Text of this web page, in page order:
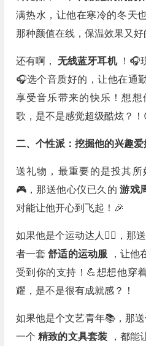
满热水，让他在寒冷的冬天
那种颜值在线，保温效果又好
还有啊，无线蓝牙耳机 ！🎧
🎧选个音质好的，让他在通
享受音乐带来的快乐！想
歌，是不是感觉超级酷炫？！
二、个性派：挖掘他的兴趣爱
送礼物，最重要的是投其
🎮，那送他心仪已久的游戏
对能让他开心到飞起！🎉
如果他是个运动达人🏃‍♂️，那
者一套舒适的运动服
，让他
受到你的支持！💪想想他穿
耀，是不是很有成就感？！
如果他是个文艺青年📚，那
一个精致的文具套装
，都能